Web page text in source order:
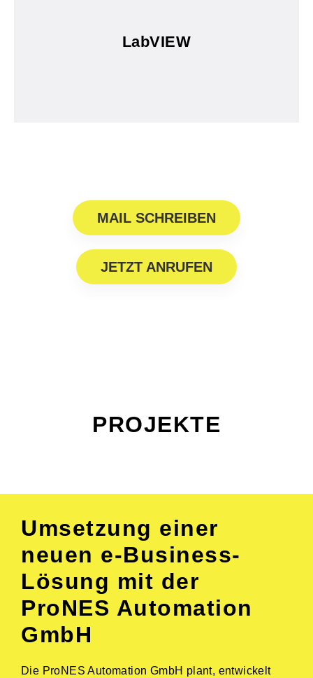
LabVIEW
MAIL SCHREIBEN
JETZT ANRUFEN
PROJEKTE
Umsetzung einer
neuen e-Business-
Lösung mit der
ProNES Automation
GmbH
Die ProNES Automation GmbH plant, entwickelt